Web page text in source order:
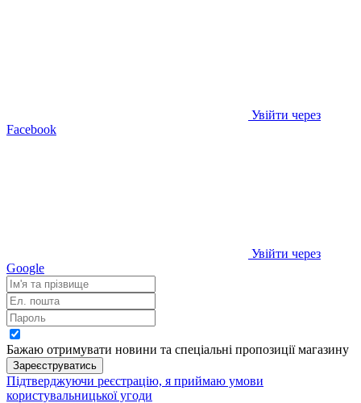
Увійти через
Facebook
Увійти через
Google
Бажаю отримувати новини та спеціальні пропозиціїмагазину
Зареєструватись
Підтверджуючи реєстрацію, я приймаю умови
користувальницької угоди